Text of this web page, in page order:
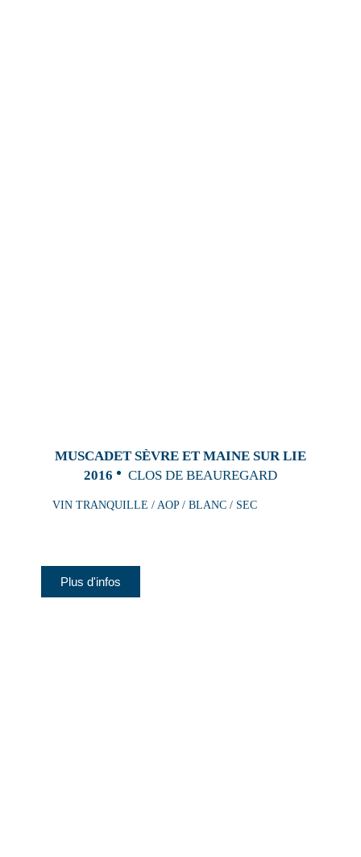
MUSCADET SÈVRE ET MAINE SUR LIE
2016
CLOS DE BEAUREGARD
VIN TRANQUILLE / AOP / BLANC / SEC
Plus d'infos